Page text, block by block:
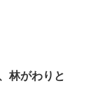
林がわりと